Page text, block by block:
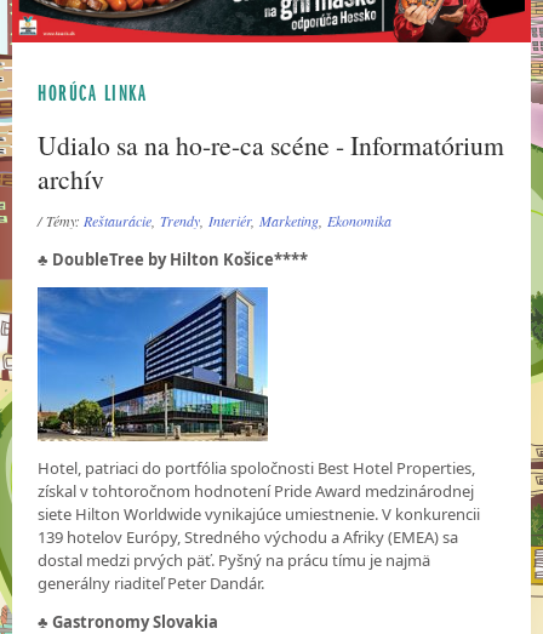
HORÚCA LINKA
Udialo sa na ho-re-ca scéne - Informatórium
archív
/ Témy: Reštaurácie ,Trendy Interiér,Marketing Ekonomika
♣ DoubleTree by Hilton Košice****
Hotel, patriaci do portfólia spoločnosti Best Hotel Properties,
získal v tohtoročnom hodnotení Pride Award medzinárodnej
siete Hilton Worldwide vynikajúce umiestnenie. V konkurencii
139 hotelov Európy, Stredného východu a Afriky (EMEA) sa
dostal medzi prvých päť. Pyšný na prácu tímu je najmä
generálny riaditeľ Peter Dandár.
♣Gastronomy Slovakia